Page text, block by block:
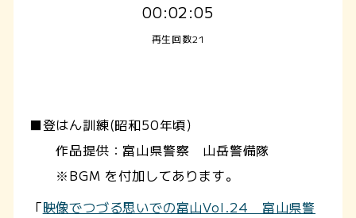
00:02:05
再生回数21
■登はん訓練(昭和50年頃）
作品提供：富山県警察 山岳警備隊
※BGM を付加してあります。
「映像でつづる思いでの富山Vol.24 富山県警